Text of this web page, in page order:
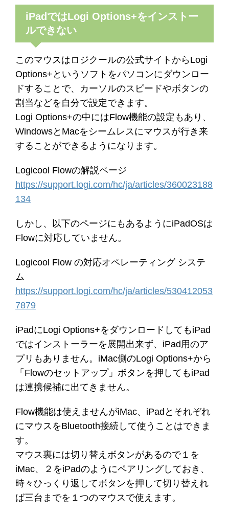
iPadではLogi Options+をインストー
ルできない
このマウスはロジクールの公式サイトからLogi
Options+というソフトをパソコンにダウンロー
ドすることで、カーソルのスピードやボタンの
割当などを自分で設定できます。
Logi Options+の中にはFlow機能の設定もあり、
WindowsとMacをシームレスにマウスが行き来
することができるようになります。
Logicool Flowの解説ページ
https://support.logi.com/hc/ja/articles/360023188
134
しかし、以下のページにもあるようにiPadOSは
Flowに対応していません。
Logicool Flow の対応オペレーティング システ
ム
https://support.logi.com/hc/ja/articles/530412053
7879
iPadにLogi Options+をダウンロードしてもiPad
ではインストーラーを展開出来ず、iPad用のア
プリもありません。iMac側のLogi Options+から
「Flowのセットアップ」ボタンを押してもiPad
は連携候補に出てきません。
Flow機能は使えませんがiMac、iPadとそれぞれ
にマウスをBluetooth接続して使うことはできま
す。
マウス裏には切り替えボタンがあるので１を
iMac、２をiPadのようにペアリングしておき、
時々ひっくり返してボタンを押して切り替えれ
ば三台までを１つのマウスで使えます。